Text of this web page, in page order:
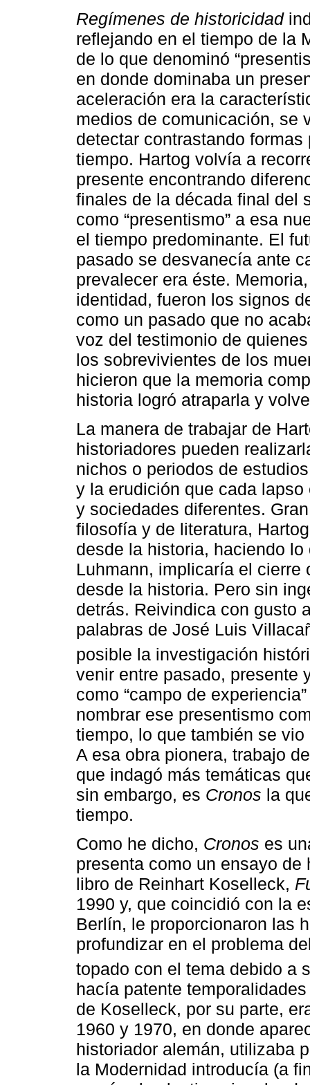
Regímenes de historicidad
reflejando en el tiempo de la
de lo que denominó
en donde dominaba un
aceleración era la
medios de comunicación, se
detectar contrastando
tiempo. Hartog volvía a
presente encontrando
finales de la década final del
como “presentismo” a esa
el tiempo predominante. El
pasado se desvanecía ante
prevalecer era éste.
identidad, fueron los signos
como un pasado que no
voz del testimonio de
los sobrevivientes de los
hicieron que la memoria
historia logró atraparla y
La manera de trabajar de
historiadores pueden
nichos o periodos de
y la erudición que cada
y sociedades diferentes.
filosofía y de literatura,
desde la historia, haciendo
Luhmann, implicaría el
desde la historia. Pero sin
detrás. Reivindica con gusto
palabras de José Luis
posible la investigación
venir entre pasado, presente
como “campo de
nombrar ese presentismo
tiempo, lo que también se
A esa obra pionera, trabajo
que indagó más temáticas
sin embargo, es Cronos la
tiempo.
Como he dicho, Cronos es
presenta como un ensayo
libro de Reinhart Koselleck,
1990 y, que coincidió con la
Berlín, le proporcionaron las
profundizar en el problema
topado con el tema debido a
hacía patente
de Koselleck, por su parte,
1960 y 1970, en donde
historiador alemán, utilizaba
la Modernidad introducía (a